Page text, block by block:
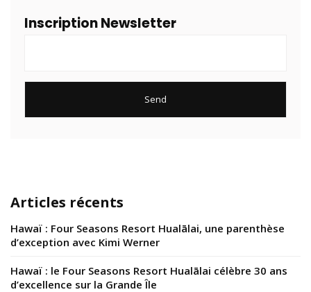
Inscription Newsletter
Articles récents
Hawaï : Four Seasons Resort Hualālai, une parenthèse
d’exception avec Kimi Werner
Hawaï : le Four Seasons Resort Hualālai célèbre 30 ans
d’excellence sur la Grande Île